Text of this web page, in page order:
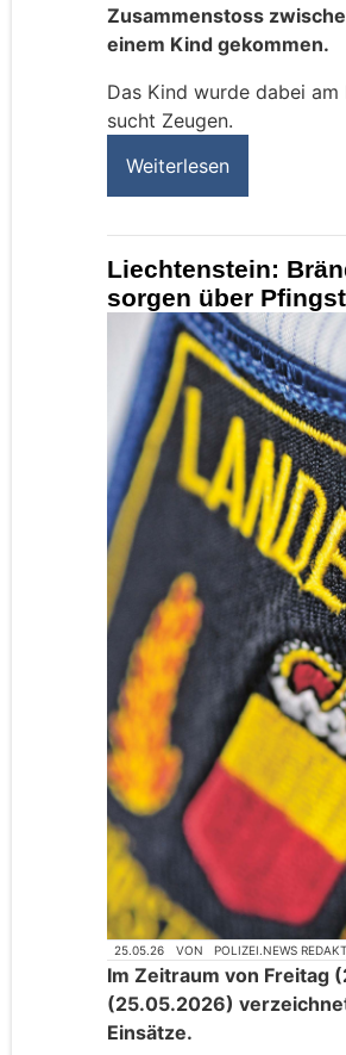
Zusammenstoss
einem Kind gekommen.
Das Kind wurde dabei
sucht Zeugen.
Weiterlesen
Liechtenstein:
sorgen über
25.05.26 VON POLIZEI.NEWS
Im Zeitraum von Freitag
(25.05.2026)
Einsätze.